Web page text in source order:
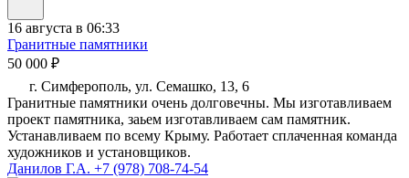
16 августа в 06:33
Гранитные памятники
50 000 ₽
г. Симферополь, ул. Семашко, 13, 6
Гранитные памятники очень долговечны. Мы изготавливаем
проект памятника, заьем изготавливаем сам памятник.
Устанавливаем по всему Крыму. Работает сплаченная команда
художников и установщиков.
Данилов Г.А. +7 (978) 708-74-54